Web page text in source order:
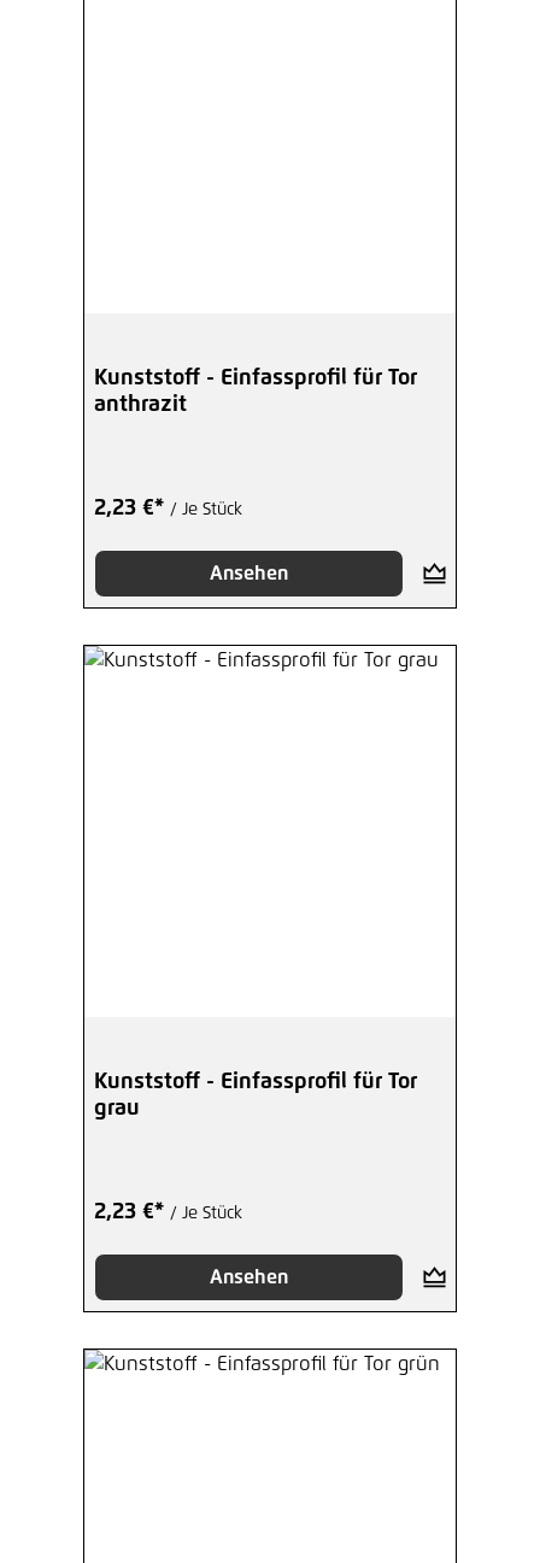
Kunststoff - Einfassprofil für Tor
anthrazit
2,23 €* / Je Stück
Ansehen
Kunststoff - Einfassprofil für Tor
grau
2,23 €* / Je Stück
Ansehen